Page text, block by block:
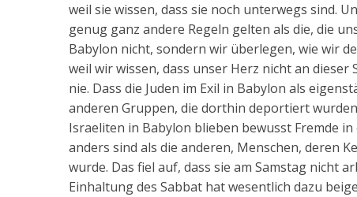
weil sie wissen, dass sie noch unterwegs sind.
genug ganz andere Regeln gelten als die, die
Babylon nicht, sondern wir überlegen, wie wir
weil wir wissen, dass unser Herz nicht an
nie. Dass die Juden im Exil in Babylon als
anderen Gruppen, die dorthin deportiert
Israeliten in Babylon blieben bewusst Fremde
anders sind als die anderen, Menschen, deren
wurde. Das fiel auf, dass sie am Samstag nicht
Einhaltung des Sabbat hat wesentlich dazu